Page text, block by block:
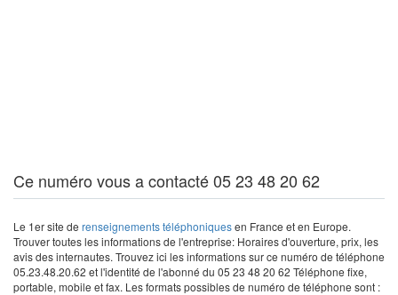
Ce numéro vous a contacté 05 23 48 20 62
Le 1er site de renseignements téléphoniquesen France et en Europe.
Trouver toutes les informations de l'entreprise: Horaires d'ouverture, prix, les
avis des internautes. Trouvez ici les informations sur ce numéro de téléphone
05.23.48.20.62 et l'identité de l'abonné du 05 23 48 20 62 Téléphone fixe,
portable, mobile et fax. Les formats possibles de numéro de téléphone sont :